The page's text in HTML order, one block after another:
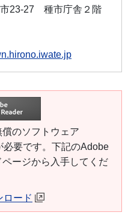
23-27 種市庁舎２階
のソフトウェア
必要です。下記のAdobe
ージから入手してくだ
ロード